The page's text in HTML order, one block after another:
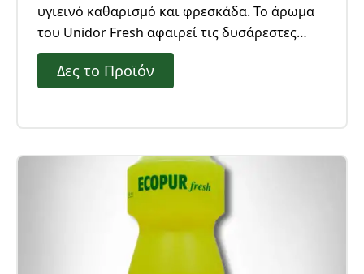
υγιεινό καθαρισμό και φρεσκάδα. Το άρωμα
του Unidor Fresh αφαιρεί τις δυσάρεστες
οσμές και διαρκεί. Συμπυκνωμένο προϊόν και
βιοδιασπώμενο.
Δες το Προϊόν